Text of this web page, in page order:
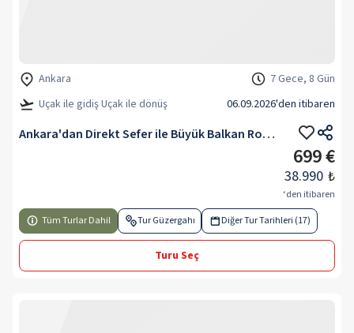
Ankara
7 Gece, 8 Gün
Uçak ile gidiş Uçak ile dönüş
06.09.2026'den itibaren
Ankara'dan Direkt Sefer ile Büyük Balkan Rotası V2
699 €
38.990 ₺
‘den itibaren
Tüm Turlar Dahil
Tur Güzergahı Diğer Tur Tarihleri (17)
Turu Seç